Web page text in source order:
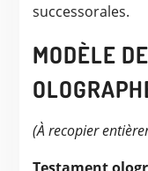
successorales.
MODÈLE
(À recopier